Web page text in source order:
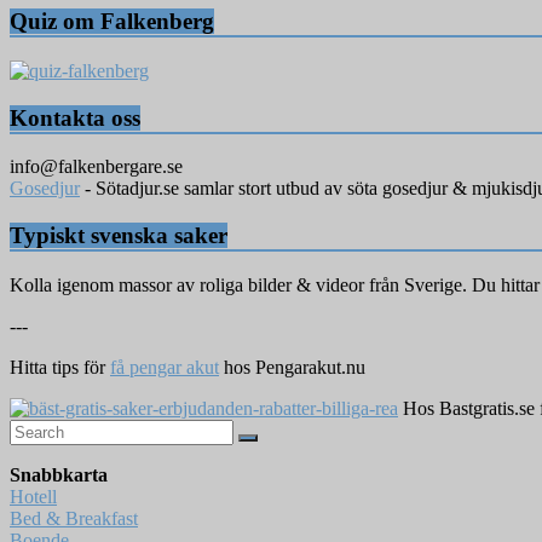
Quiz om Falkenberg
Kontakta oss
info@falkenbergare.se
Gosedjur - Sötadjur.se samlar stort utbud av söta gosedjur &
Typiskt svenska saker
Kolla igenom massor av roliga bilder & videor från Sverige. Du hittar
---
Hitta tips förfå pengar akut hos Pengarakut.nu
Hos
Snabbkarta
Hotell
Bed & Breakfast